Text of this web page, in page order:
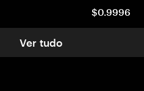
$0.9996
Ver tudo